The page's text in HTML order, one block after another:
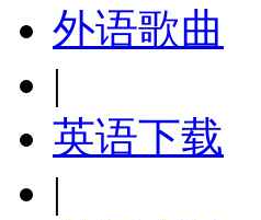
外语歌曲
|
英语下载
|